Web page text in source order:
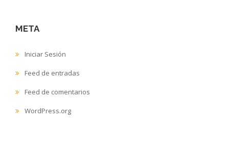
META
Iniciar Sesión
Feed de entradas
Feed de comentarios
WordPress.org